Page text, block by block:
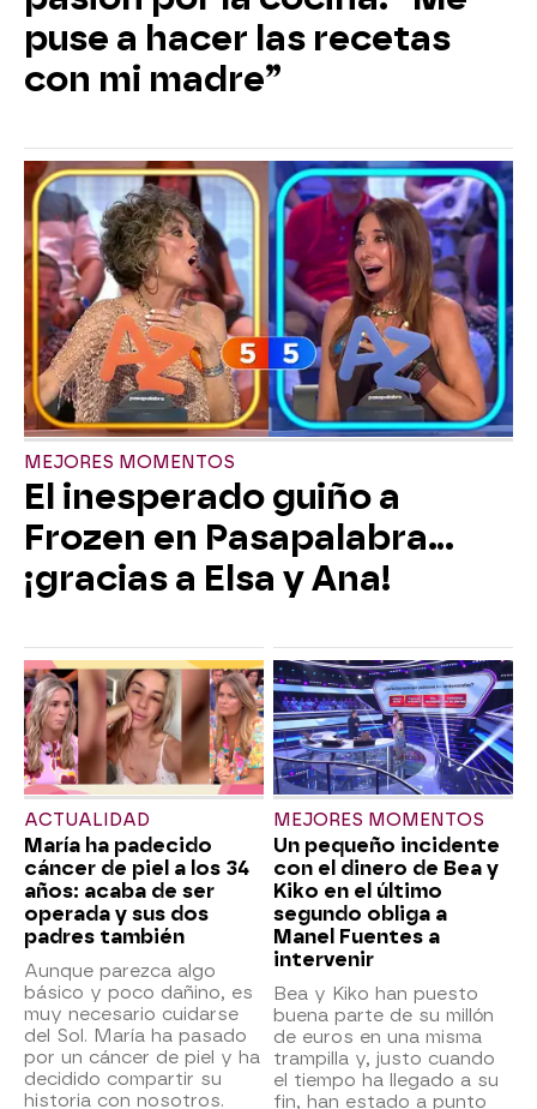
puse a hacer las recetas
con mi madre”
MEJORES MOMENTOS
El inesperado guiño a
Frozen en Pasapalabra…
¡gracias a Elsa y Ana!
ACTUALIDAD
María ha padecido
cáncer de piel a los 34
años: acaba de ser
operada y sus dos
padres también
Aunque parezca algo
básico y poco dañino, es
muy necesario cuidarse
del Sol. María ha pasado
por un cáncer de piel y ha
decidido compartir su
historia con nosotros.
MEJORES MOMENTOS
Un pequeño incidente
con el dinero de Bea y
Kiko en el último
segundo obliga a
Manel Fuentes a
intervenir
Bea y Kiko han puesto
buena parte de su millón
de euros en una misma
trampilla y, justo cuando
el tiempo ha llegado a su
fin, han estado a punto